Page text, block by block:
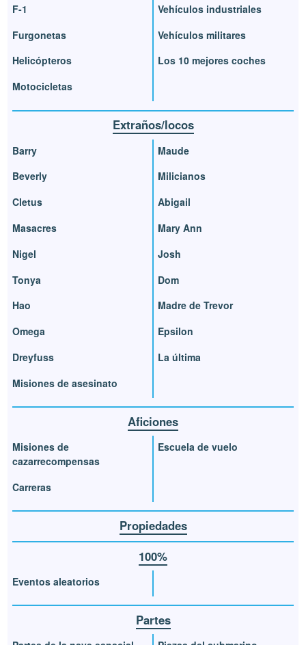
F-1
Furgonetas
Helicópteros
Motocicletas
Vehículos industriales
Vehículos militares
Los 10 mejores coches
Extraños/locos
Barry
Beverly
Cletus
Masacres
Nigel
Tonya
Hao
Omega
Dreyfuss
Misiones de asesinato
Maude
Milicianos
Abigail
Mary Ann
Josh
Dom
Madre de Trevor
Epsilon
La última
Aficiones
Misiones de
cazarrecompensas
Carreras
Escuela de vuelo
Propiedades
100%
Eventos aleatorios
Partes